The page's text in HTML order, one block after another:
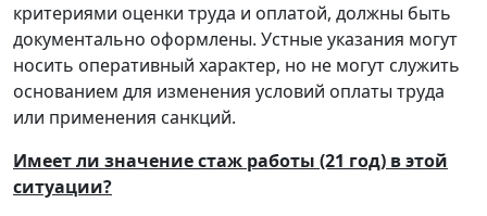
критериями оценки труда и оплатой, должны быть
документально оформлены. Устные указания могут
носить оперативный характер, но не могут служить
основанием для изменения условий оплаты труда
или применения санкций.
Имеет ли значение стаж работы (21 год) в этой
ситуации?